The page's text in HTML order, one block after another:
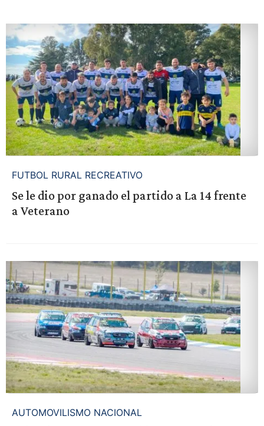
FUTBOL RURAL RECREATIVO
Se le dio por ganado el partido a La 14 frente
a Veterano
AUTOMOVILISMO NACIONAL